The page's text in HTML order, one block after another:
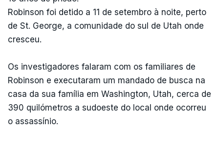
Robinson foi detido a 11 de setembro à noite, perto
de St. George, a comunidade do sul de Utah onde
cresceu.
Os investigadores falaram com os familiares de
Robinson e executaram um mandado de busca na
casa da sua família em Washington, Utah, cerca de
390 quilómetros a sudoeste do local onde ocorreu
o assassínio.